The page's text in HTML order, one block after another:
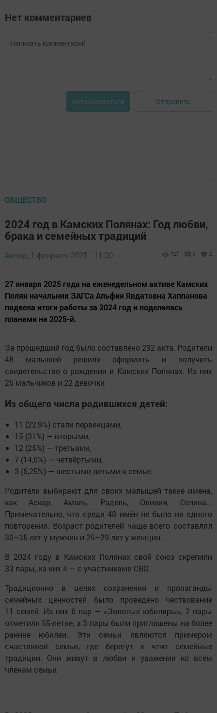
Нет комментариев
Авторизоваться Отправить
ОБЩЕСТВО
2024 год в Камских Полянах: Год любви,
брака и семейных традиций
Автор, 1 февраля 2025 - 11:00 727 0 2
27 января 2025 года на еженедельном активе Камских
Полян начальник ЗАГСа Альфия Явдатовна Хаппанова
подвела итоги работы за 2024 год и поделилась
планами на 2025-й.
За прошедший год было составлено 292 акта. Родители
48 малышей решили оформить и получить
свидетельство о рождении в Камских Полянах. Из них
26 мальчиков и 22 девочки.
Из общего числа родившихся детей:
11 (22,9%) стали первенцами,
15 (31%) — вторыми,
12 (25%) — третьими,
7 (14,6%) — четвёртыми,
3 (6,25%) — шестыми детьми в семье.
Родители выбирают для своих малышей такие имена,
как Аскар, Амаль, Радель, Оливия, Селина...
Примечательно, что среди 48 имён не было ни одного
повторения. Возраст родителей чаще всего составлял
30–35 лет у мужчин и 25–29 лет у женщин.
В 2024 году в Камских Полянах свой союз скрепили
33 пары, из них 4 — с участниками СВО.
Традиционно в целях сохранения и пропаганды
семейных ценностей было проведено чествование
11 семей. Из них 6 пар — «Золотые юбиляры», 2 пары
отметили 55-летие, а 3 пары были приглашены на более
ранние юбилеи. Эти семьи являются примером
счастливой семьи, где берегут и чтят семейные
традиции. Они живут в любви и уважении ко всем
членам семьи.